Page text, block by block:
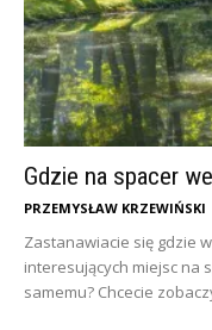
Gdzie na spacer
PRZEMYSŁAW KRZEWIŃSKI
Zastanawiacie się gdzie
interesujących miejsc na
samemu? Chcecie